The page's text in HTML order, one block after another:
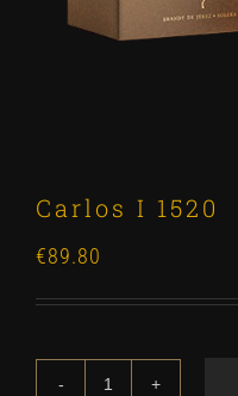
Carlos I 1520
€89.80